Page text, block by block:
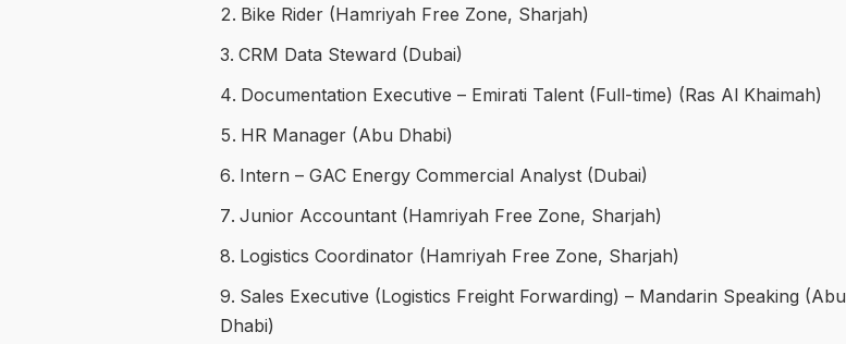
Bike Rider (Hamriyah Free Zone, Sharjah)
CRM Data Steward (Dubai)
Documentation Executive – Emirati Talent (Full-time) (Ras Al Khaimah)
HR Manager (Abu Dhabi)
Intern – GAC Energy Commercial Analyst (Dubai)
Junior Accountant (Hamriyah Free Zone, Sharjah)
Logistics Coordinator (Hamriyah Free Zone, Sharjah)
Sales Executive (Logistics Freight Forwarding) – Mandarin Speaking (Abu
Dhabi)